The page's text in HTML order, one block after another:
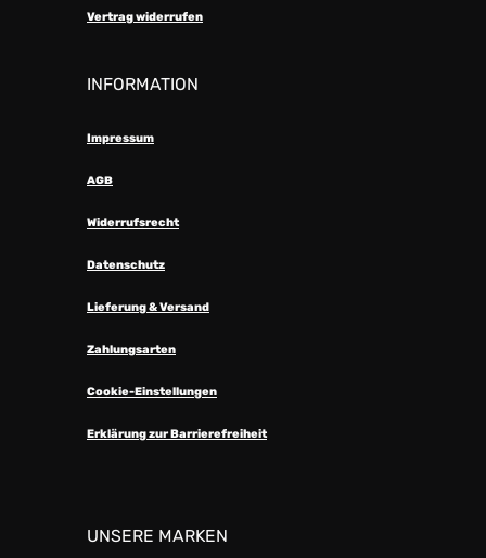
Vertrag widerrufen
INFORMATION
Impressum
AGB
Widerrufsrecht
Datenschutz
Lieferung & Versand
Zahlungsarten
Cookie-Einstellungen
Erklärung zur Barrierefreiheit
UNSERE MARKEN